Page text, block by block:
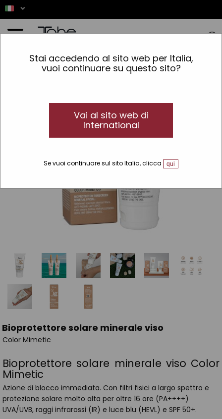
Stai accedendo al sito web per Italia,
vuoi continuare su questo sito?
Vai al sito web di
International
Se vuoi continuare sul sito Italia, clicca qui
Solare »Linee Solari » Bioprotettori »Bioprotettore solare minerale viso
Bioprotettore solare minerale viso
Color Mimetic
Bioprotettore solare minerale viso Color
Mimetic
Azione di blocco immediata. Con filtri fisici a largo spettro e
protezione solare molto alta per oltre 16 ore (PA++++)
UVA/UVB, raggi infrarossi (IR) e luce blu (HEVL) e SPF 50+.